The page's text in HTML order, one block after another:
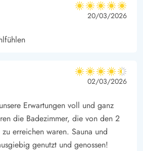
5 von 5
5 von 5
5 out of 5
20/03/2026
4.5 von 5
4.5 von 5
4.5 out of 5
02/03/2026
Erwartungen voll und ganz
die Badezimmer, die von den 2
erreichen waren. Sauna und
genutzt und genossen!